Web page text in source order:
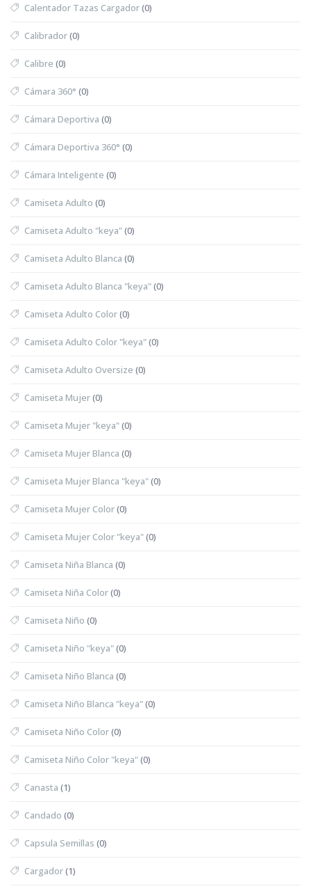
Calentador Tazas Cargador(0)
Calibrador(0)
Calibre (0)
Cámara 360° (0)
Cámara Deportiva (0)
Cámara Deportiva 360° (0)
Cámara Inteligente (0)
Camiseta Adulto (0)
Camiseta Adulto "keya"(0)
Camiseta Adulto Blanca (0)
Camiseta Adulto Blanca "keya"(0)
Camiseta Adulto Color(0)
Camiseta Adulto Color "keya"(0)
Camiseta Adulto Oversize (0)
Camiseta Mujer(0)
Camiseta Mujer "keya"(0)
Camiseta Mujer Blanca (0)
Camiseta Mujer Blanca "keya"(0)
Camiseta Mujer Color(0)
Camiseta Mujer Color "keya"(0)
Camiseta Niña Blanca (0)
Camiseta Niña Color(0)
Camiseta Niño (0)
Camiseta Niño "keya"(0)
Camiseta Niño Blanca (0)
Camiseta Niño Blanca "keya"(0)
Camiseta Niño Color(0)
Camiseta Niño Color "keya"(0)
Canasta (1)
Candado (0)
Capsula Semillas (0)
Cargador(1)